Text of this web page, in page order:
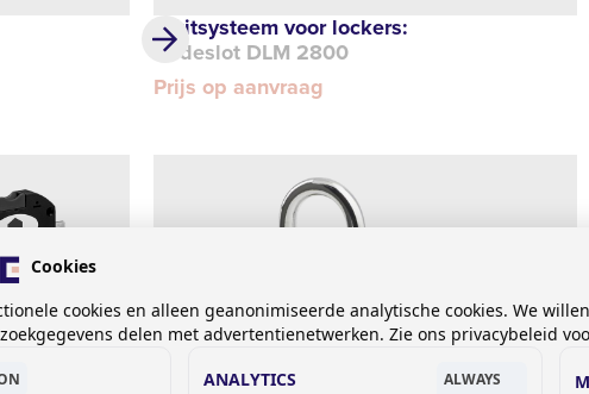
Sluitsysteem voor lockers:
Codeslot DLM 2800
Prijs op aanvraag
Cookies
cookies en alleen geanonimiseerde analytische cookies. We
delen met advertentienetwerken. Zie ons privacybeleid
ANALYTICS
ALWAYS